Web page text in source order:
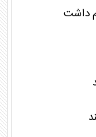
داشت